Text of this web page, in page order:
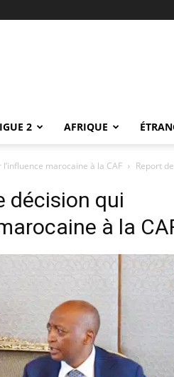
2 AFRIQUE
marocaine à la CAF
Report
décision qui
à la